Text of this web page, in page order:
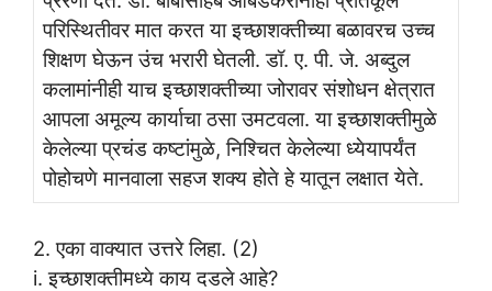
परिस्थितीवर मात करत या इच्छाशक्तीच्या बळावरच उच्च
शिक्षण घेऊन उंच भरारी घेतली. डॉ. ए. पी. जे. अब्दुल
कलामांनीही याच इच्छाशक्तीच्या जोरावर संशोधन क्षेत्रात
आपला अमूल्य कार्याचा ठसा उमटवला. या इच्छाशक्तीमुळे
केलेल्या प्रचंड कष्टांमुळे, निश्चित केलेल्या ध्येयापर्यंत
पोहोचणे मानवाला सहज शक्य होते हे यातून लक्षात येते.
2. एका वाक्यात उत्तरे लिहा. (2)
i. इच्छाशक्तीमध्ये काय दडले आहे?